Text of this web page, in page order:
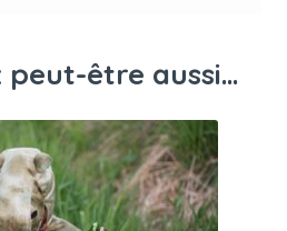
peut-être aussi…